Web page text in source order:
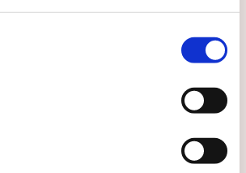
verksamhet.
Grimsås.